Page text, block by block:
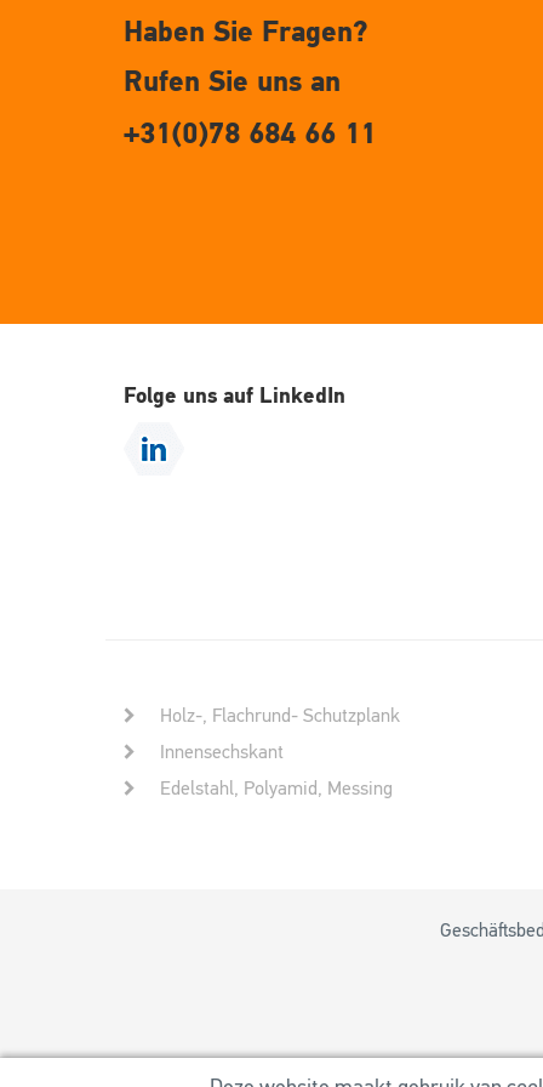
Haben Sie Fragen?
Rufen Sie uns an
+31(0)78 684 66 11
Folge uns auf LinkedIn
Holz-, Flachrund- Schutzplank
Innensechskant
Edelstahl, Polyamid, Messing